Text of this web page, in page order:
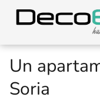
Un
Soria